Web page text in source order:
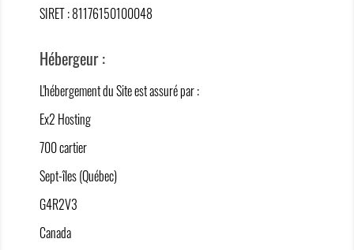
SIRET : 81176150100048
Hébergeur :
L'hébergement du Site est assuré par :
Ex2 Hosting
700 cartier
Sept-îles (Québec)
G4R2V3
Canada